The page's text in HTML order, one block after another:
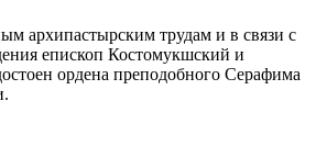
архипастырским трудам и в связи с
епископ Костомукшский и
ордена преподобного Серафима